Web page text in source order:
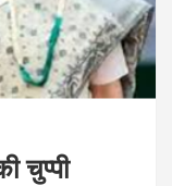
चुप्पी